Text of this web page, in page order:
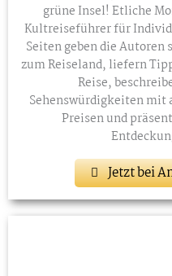
grüne Insel! Etliche
Kultreiseführer für
Seiten geben die
zum Reiseland, liefern
Reise,
Sehenswürdigkeiten mit
Preisen und
Jetzt bei